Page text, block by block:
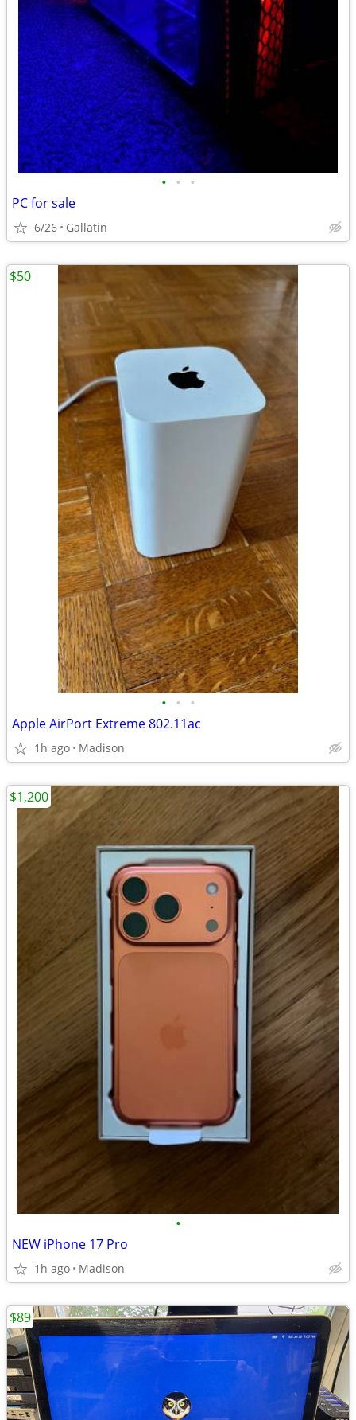
• • •
PC for sale
6/26 Gallatin
• • •
Apple AirPort Extreme 802.11ac
1h ago Madison
$50
•
NEW iPhone 17 Pro
1h ago Madison
$1,200
$89